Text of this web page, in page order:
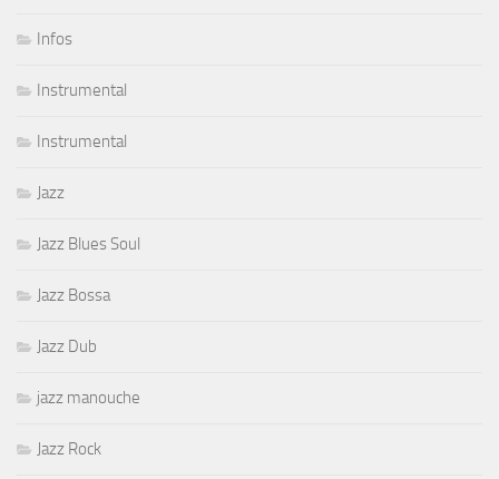
Infos
Instrumental
Instrumental
Jazz
Jazz Blues Soul
Jazz Bossa
Jazz Dub
jazz manouche
Jazz Rock